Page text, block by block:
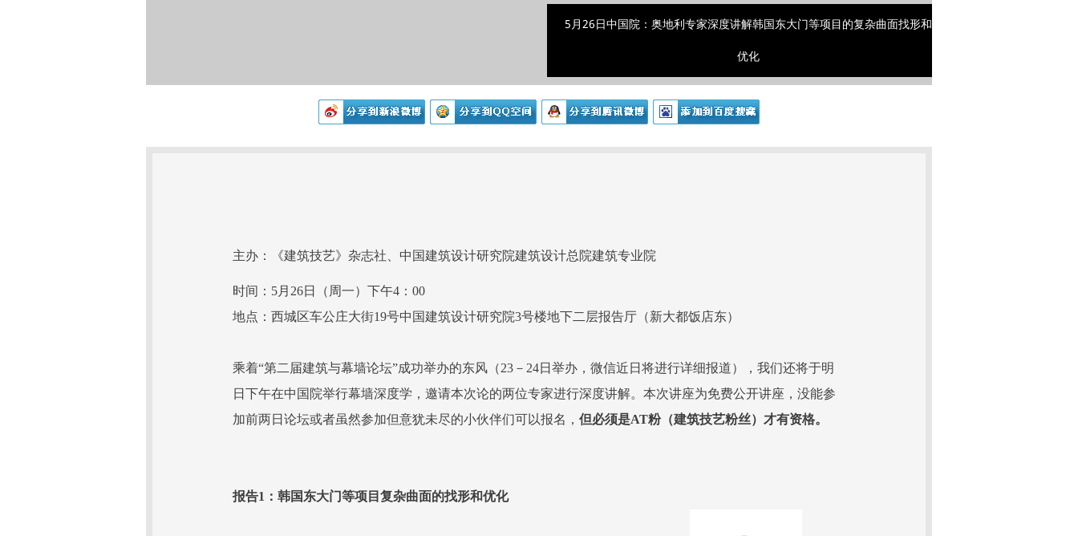
5月26日中国院：奥地利专家深度讲解韩国东大门等项目的复杂曲面找形和
优化
主办：《建筑技艺》杂志社、中国建筑设计研究院建筑设计总院建筑专业院
时间：5月26日（周一）下午4：00
地点：西城区车公庄大街19号中国建筑设计研究院3号楼地下二层报告厅（新大都饭店东）
乘着“第二届建筑与幕墙论坛”成功举办的东风（23－24日举办，微信近日将进行详细报道），我们还将于明
日下午在中国院举行幕墙深度学，邀请本次论的两位专家进行深度讲解。本次讲座为免费公开讲座，没能参
加前两日论坛或者虽然参加但意犹未尽的小伙伴们可以报名， 但必须是AT粉（建筑技艺粉丝）才有资格。
报告1：韩国东大门等项目复杂曲面的找形和优化